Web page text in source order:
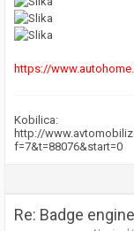
https://
Kobilica:
http://
f=7&t=88076&start=0
Re: Badge